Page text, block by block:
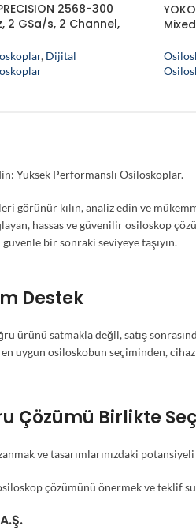
2568-300
2 GSa/s, 2 Channel,
, Dijital
Yüksek Performanslı Osiloskoplar.
görünür kılın, analiz edin ve
hassas ve güvenilir osiloskop
bir sonraki seviyeye taşıyın.
Destek
ürünü satmakla değil, satış
uygun osiloskobun seçiminden,
Çözümü Birlikte
ve tasarımlarınızdaki
çözümünü önermek ve teklif